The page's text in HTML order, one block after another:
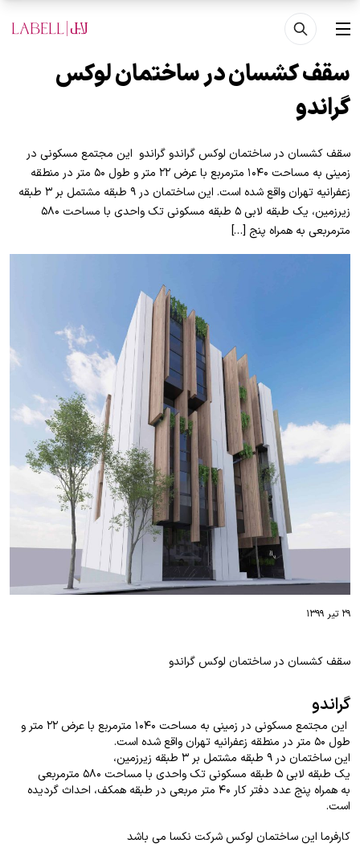
رفتن به محتوای اصلی
منو
سقف کشسان در ساختمان لوکس
گراندو
سقف کشسان در ساختمان لوکس گراندو گراندو این مجتمع مسکونی در
زمینی به مساحت ۱۰۴۰ مترمربع با عرض ۲۲ متر و طول ۵۰ متر در منطقه
زعفرانیه تهران واقع شده است. این ساختمان در ۹ طبقه مشتمل بر ۳ طبقه
زیرزمین، یک طبقه لابی ۵ طبقه مسکونی تک واحدی با مساحت ۵۸۰
مترمربعی به همراه پنج […]
۲۹ تیر ۱۳۹۹
سقف کشسان در ساختمان لوکس گراندو
گراندو
این مجتمع مسکونی در زمینی به مساحت ۱۰۴۰ مترمربع با عرض ۲۲ متر و
طول ۵۰ متر در منطقه زعفرانیه تهران واقع شده است.
این ساختمان در ۹ طبقه مشتمل بر ۳ طبقه زیرزمین،
یک طبقه لابی ۵ طبقه مسکونی تک واحدی با مساحت ۵۸۰ مترمربعی
به همراه پنج عدد دفتر کار ۴۰ متر مربعی در طبقه همکف، احداث گردیده
است.
کارفرما این ساختمان لوکس شرکت نکسا می باشد